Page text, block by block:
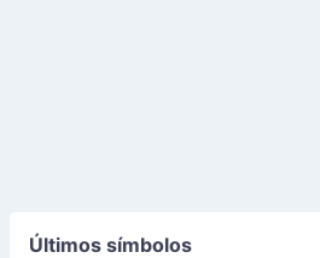
Últimos símbolos